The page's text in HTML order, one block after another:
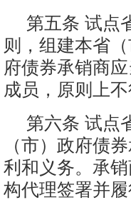
第五条 试点
则，组建本省
府债券承销商
成员，原则上不
第六条 试点
（市）政府债
利和义务。承
构代理签署并履